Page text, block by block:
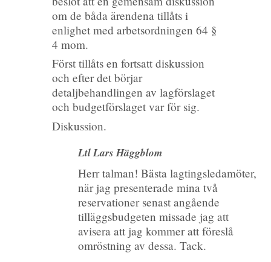
om de båda ärendena tillåts i
enlighet med arbetsordningen 64 §
4 mom.
Först tillåts en fortsatt diskussion
och efter det börjar
detaljbehandlingen av lagförslaget
och budgetförslaget var för sig.
Diskussion.
Ltl Lars Häggblom
Herr talman! Bästa lagtingsledamöter,
när jag presenterade mina två
reservationer senast angående
tilläggsbudgeten missade jag att
avisera att jag kommer att föreslå
omröstning av dessa. Tack.